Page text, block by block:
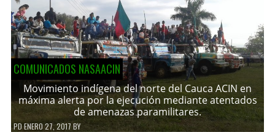
COMUNICADOS NASAACIN
Movimiento indígena del norte del Cauca ACIN en
máxima alerta por la ejecución mediante atentados
de amenazas paramilitares.
PDENERO 27, 2017 BY